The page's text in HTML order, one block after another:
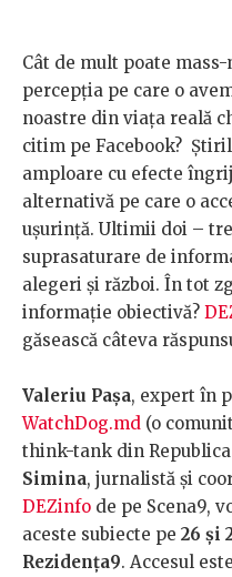
Cât de mult poate
percepția pe care o
noastre din viața reală
citim pe Facebook?
amploare cu efecte
alternativă pe care o
ușurință. Ultimii doi –
suprasaturare de
alegeri și război. În tot
informație obiectivă?
găsească câteva
Valeriu Pașa, expert în
WatchDog.md (o
think-tank din
Simina, jurnalistă și
DEZinfo de pe Scena9,
aceste subiecte pe 26 și
Rezidența9. Accesul